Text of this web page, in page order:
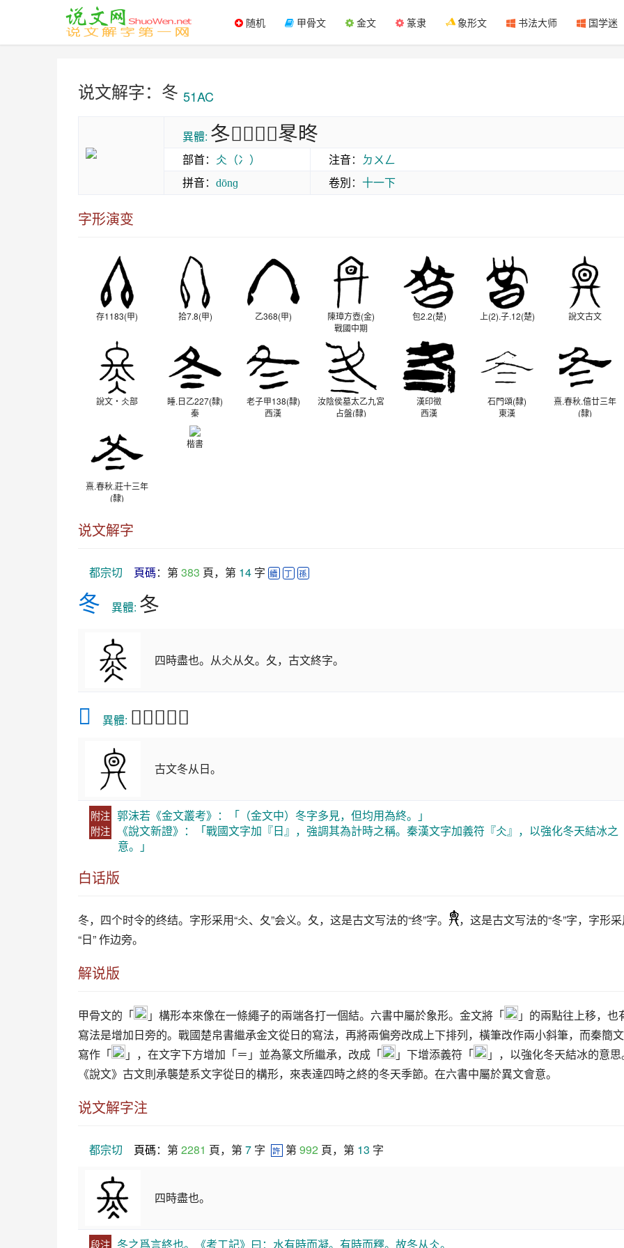
随机 甲骨文 金文 篆隶 象形文 书法大师 国学迷
说文解字：冬 51AC
異體: 冬𠔙𣆼𠘀𣅈㫡昸
部首： 仌（冫） 注音： ㄉㄨㄥ
拼音： dōnɡ 卷別： 十一下
字形演变
存1183(甲) 拾7.8(甲) 乙368(甲)
陳璋方壺(金)
戰國中期
包2.2(楚) 上(2).子.12(楚) 說文古文
說文‧仌部
睡.日乙227(隸)
秦
老子甲138(隸)
西漢
汝陰侯墓太乙九宮
占盤(隸)
漢印徵
西漢
石門頌(隸)
東漢
熹.春秋.僖廿三年
(隸)
熹.春秋.莊十三年
(隸)
楷書
说文解字
都宗切 頁碼：第 383 頁，第 14 字 續 丁 孫
冬 異體: 冬
四時盡也。从仌从夂。夂，古文終字。
𠔙 異體: 𣆼𠘀𣅈㫡昸
古文冬从日。
附注 郭沫若《金文叢考》：「（金文中）冬字多見，但均用為終。」
附注
《說文新證》：「戰國文字加『日』，強調其為計時之稱。秦漢文字加義符『仌』，以強化冬天結冰之
意。」
白话版
冬，四个时令的终结。字形采用“仌、夂”会义。夂，这是古文写法的“终”字。 ，这是古文写法的“冬”字，字形
“日” 作边旁。
解说版
甲骨文的「 」構形本來像在一條繩子的兩端各打一個結。六書中屬於象形。金文將「
」的兩點往上移，也
寫法是增加日旁的。戰國楚帛書繼承金文從日的寫法，再將兩偏旁改成上下排列，橫筆改作兩小斜筆，而秦簡
寫作「
」，在文字下方增加「＝」並為篆文所繼承，改成「 」下增添義符「
」，以強化冬天結冰的意
《說文》古文則承襲楚系文字從日的構形，來表達四時之終的冬天季節。在六書中屬於異文會意。
说文解字注
都宗切 頁碼：第 2281 頁，第 7 字 許 第 992 頁，第 13 字
四時盡也。
段注 冬之爲言終也。《考工記》曰：水有時而凝。有時而釋。故冬从仌。